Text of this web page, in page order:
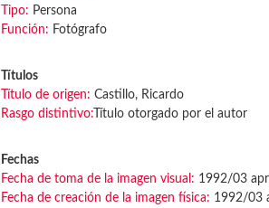
Tipo: Persona
Función: Fotógrafo
Títulos
Título de origen: Castillo, Ricardo
Rasgo distintivo: Título otorgado por el autor
Fechas
Fecha de toma de la imagen visual: 1992/03
Fecha de creación de la imagen física: 1992/03